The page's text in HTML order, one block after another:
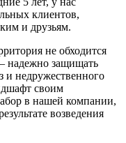
клиентов,
и друзьям.
не обходится
– надежно защищать
и недружественного
своим
в нашей компании,
возведения